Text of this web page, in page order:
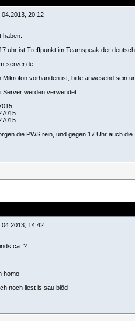
20:12
haben:
uhr ist Treffpunkt im Teamspeak der
server.de
Mikrofon vorhanden ist, bitte anwesend sein
Server werden verwendet.
die PWS rein, und gegen 17 Uhr auch
14:42
ca. ?
homo
noch liest is sau blöd